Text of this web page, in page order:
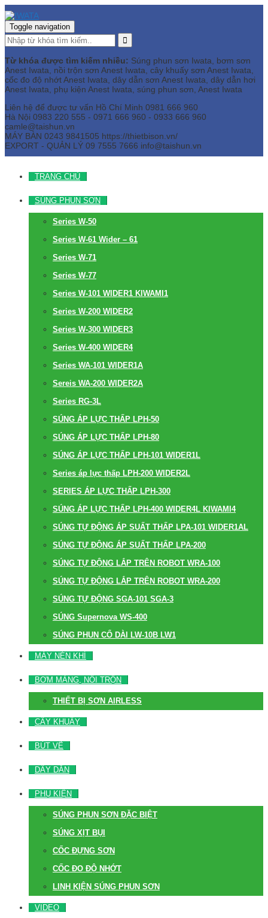
Toggle navigation
Từ khóa được tìm kiếm nhiều: Súng phun sơn Iwata, bơm sơn
Anest Iwata, nồi trộn sơn Anest Iwata, cây khuấy sơn Anest Iwata,
cốc đo độ nhớt Anest Iwata, dây dẫn sơn Anest Iwata, dây dẫn hơi
Anest Iwata, phụ kiện Anest Iwata, súng phun sơn, Anest Iwata
Liên hệ để được tư vấn Hồ Chí Minh 0981 666 960
Hà Nội 0983 220 555 - 0971 666 960 - 0933 666 960
camle@taishun.vn
MÁY BÀN 0243 9841505 https://thietbison.vn/
EXPORT - QUẢN LÝ 09 7555 7666 info@taishun.vn
TRANG CHỦ
SÚNG PHUN SƠN
Series W-50
Series W-61 Wider – 61
Series W-71
Series W-77
Series W-101 WIDER1 KIWAMI1
Series W-200 WIDER2
Series W-300 WIDER3
Series W-400 WIDER4
Series WA-101 WIDER1A
Sereis WA-200 WIDER2A
Series RG-3L
SÚNG ÁP LỰC THẤP LPH-50
SÚNG ÁP LỰC THẤP LPH-80
SÚNG ÁP LỰC THẤP LPH-101 WIDER1L
Series áp lực thấp LPH-200 WIDER2L
SERIES ÁP LỰC THẤP LPH-300
SÚNG ÁP LỰC THẤP LPH-400 WIDER4L KIWAMI4
SÚNG TỰ ĐỘNG ÁP SUẤT THẤP LPA-101 WIDER1AL
SÚNG TỰ ĐỘNG ÁP SUẤT THẤP LPA-200
SÚNG TỰ ĐỘNG LẮP TRÊN ROBOT WRA-100
SÚNG TỰ ĐỘNG LẮP TRÊN ROBOT WRA-200
SÚNG TỰ ĐỘNG SGA-101 SGA-3
SÚNG Supernova WS-400
SÚNG PHUN CỔ DÀI LW-10B LW1
MÁY NÉN KHÍ
BƠM MÀNG, NỒI TRỘN
THIẾT BỊ SƠN AIRLESS
CÂY KHUẤY
BÚT VẼ
DÂY DẪN
PHỤ KIỆN
SÚNG PHUN SƠN ĐẶC BIỆT
SÚNG XỊT BỤI
CỐC ĐỰNG SƠN
CỐC ĐO ĐỘ NHỚT
LINH KIỆN SÚNG PHUN SƠN
VIDEO